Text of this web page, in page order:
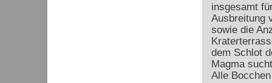
insgesamt
Ausbreitung
sowie die
dem Schlot
Magma
Alle